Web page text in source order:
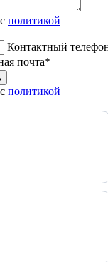
политикой
Контактный
почта*
политикой